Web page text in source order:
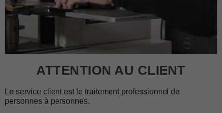
ATTENTION AU CLIENT
Le service client est le traitement professionnel de
personnes à personnes.